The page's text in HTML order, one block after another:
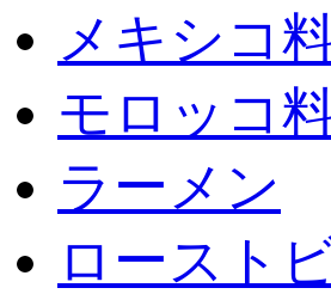
メキシコ
モロッコ
ラーメン
ロースト